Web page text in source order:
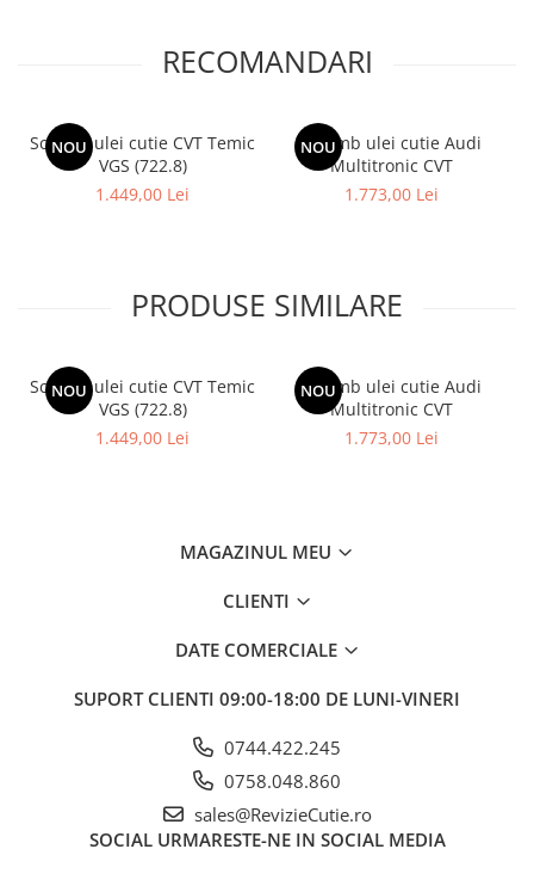
RECOMANDARI
NOU
Schimb ulei cutie CVT Temic
VGS (722.8)
1.449,00 Lei
NOU
Schimb ulei cutie Audi
Multitronic CVT
1.773,00 Lei
PRODUSE SIMILARE
NOU
Schimb ulei cutie CVT Temic
VGS (722.8)
1.449,00 Lei
NOU
Schimb ulei cutie Audi
Multitronic CVT
1.773,00 Lei
MAGAZINUL MEU
CLIENTI
DATE COMERCIALE
SUPORT CLIENTI 09:00-18:00 DE LUNI-VINERI
0744.422.245
0758.048.860
sales@RevizieCutie.ro
SOCIAL URMARESTE-NE IN SOCIAL MEDIA